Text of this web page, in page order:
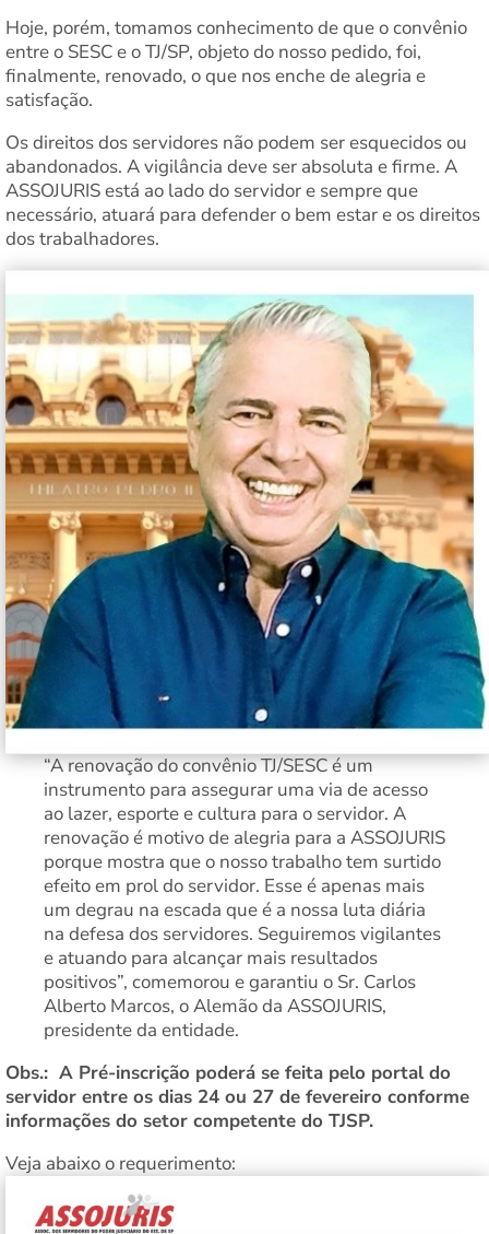
Hoje, porém, tomamos conhecimento de que o convênio
entre o SESC e o TJ/SP, objeto do nosso pedido, foi,
finalmente, renovado, o que nos enche de alegria e
satisfação.
Os direitos dos servidores não podem ser esquecidos ou
abandonados. A vigilância deve ser absoluta e firme. A
ASSOJURIS está ao lado do servidor e sempre que
necessário, atuará para defender o bem estar e os direitos
dos trabalhadores.
“A renovação do convênio TJ/SESC é um
instrumento para assegurar uma via de acesso
ao lazer, esporte e cultura para o servidor. A
renovação é motivo de alegria para a ASSOJURIS
porque mostra que o nosso trabalho tem surtido
efeito em prol do servidor. Esse é apenas mais
um degrau na escada que é a nossa luta diária
na defesa dos servidores. Seguiremos vigilantes
e atuando para alcançar mais resultados
positivos”, comemorou e garantiu o Sr. Carlos
Alberto Marcos, o Alemão da ASSOJURIS,
presidente da entidade.
Obs.: A Pré-inscrição poderá se feita pelo portal do
servidor entre os dias 24 ou 27 de fevereiro conforme
informações do setor competente do TJSP.
Veja abaixo o requerimento: